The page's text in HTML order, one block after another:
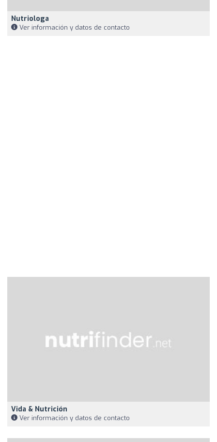
Nutriologa
Ver información y datos de contacto
Vida & Nutrición
Ver información y datos de contacto